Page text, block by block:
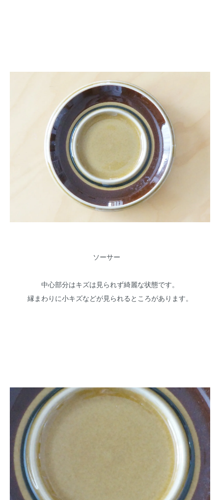
ソーサー
中心部分はキズは見られず綺麗な状態です。
縁まわりに小キズなどが見られるところがあります。